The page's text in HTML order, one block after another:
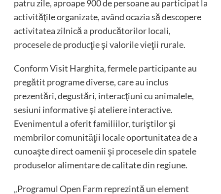
patru zile, aproape 900 de persoane au participat la
activităţile organizate, având ocazia să descopere
activitatea zilnică a producătorilor locali,
procesele de producţie şi valorile vieţii rurale.
Conform Visit Harghita, fermele participante au
pregătit programe diverse, care au inclus
prezentări, degustări, interacţiuni cu animalele,
sesiuni informative şi ateliere interactive.
Evenimentul a oferit familiilor, turiştilor şi
membrilor comunităţii locale oportunitatea de a
cunoaşte direct oamenii şi procesele din spatele
produselor alimentare de calitate din regiune.
„Programul Open Farm reprezintă un element